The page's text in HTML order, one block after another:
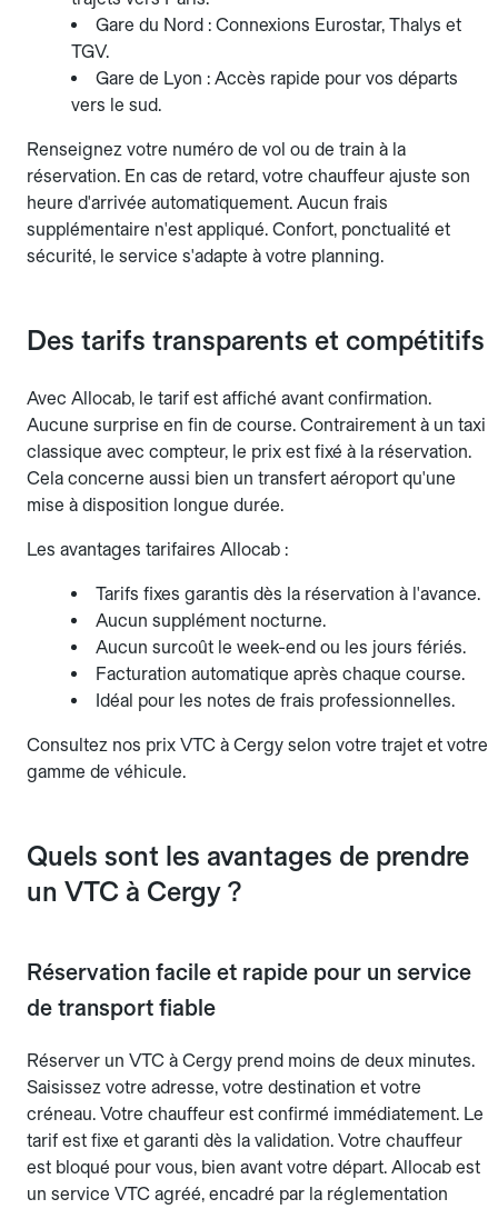
Gare du Nord : Connexions Eurostar, Thalys et
TGV.
Gare de Lyon : Accès rapide pour vos départs
vers le sud.
Renseignez votre numéro de vol ou de train à la
réservation. En cas de retard, votre chauffeur ajuste son
heure d'arrivée automatiquement. Aucun frais
supplémentaire n'est appliqué. Confort, ponctualité et
sécurité, le service s'adapte à votre planning.
Des tarifs transparents et compétitifs
Avec Allocab, le tarif est affiché avant confirmation.
Aucune surprise en fin de course. Contrairement à un taxi
classique avec compteur, le prix est fixé à la réservation.
Cela concerne aussi bien un transfert aéroport qu'une
mise à disposition longue durée.
Les avantages tarifaires Allocab :
Tarifs fixes garantis dès la réservation à l'avance.
Aucun supplément nocturne.
Aucun surcoût le week-end ou les jours fériés.
Facturation automatique après chaque course.
Idéal pour les notes de frais professionnelles.
Consultez nos prix VTC à Cergy selon votre trajet et votre
gamme de véhicule.
Quels sont les avantages de prendre
un VTC à Cergy ?
Réservation facile et rapide pour un service
de transport fiable
Réserver un VTC à Cergy prend moins de deux minutes.
Saisissez votre adresse, votre destination et votre
créneau. Votre chauffeur est confirmé immédiatement. Le
tarif est fixe et garanti dès la validation. Votre chauffeur
est bloqué pour vous, bien avant votre départ. Allocab est
un service VTC agréé, encadré par la réglementation